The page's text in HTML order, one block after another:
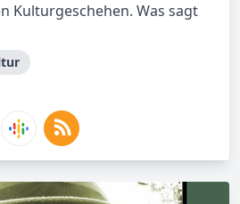
Kulturgeschehen. Was sagt